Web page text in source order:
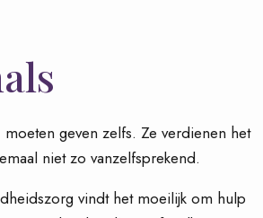
geven zelfs. Ze verdienen het
niet zo vanzelfsprekend.
vindt het moeilijk om hulp